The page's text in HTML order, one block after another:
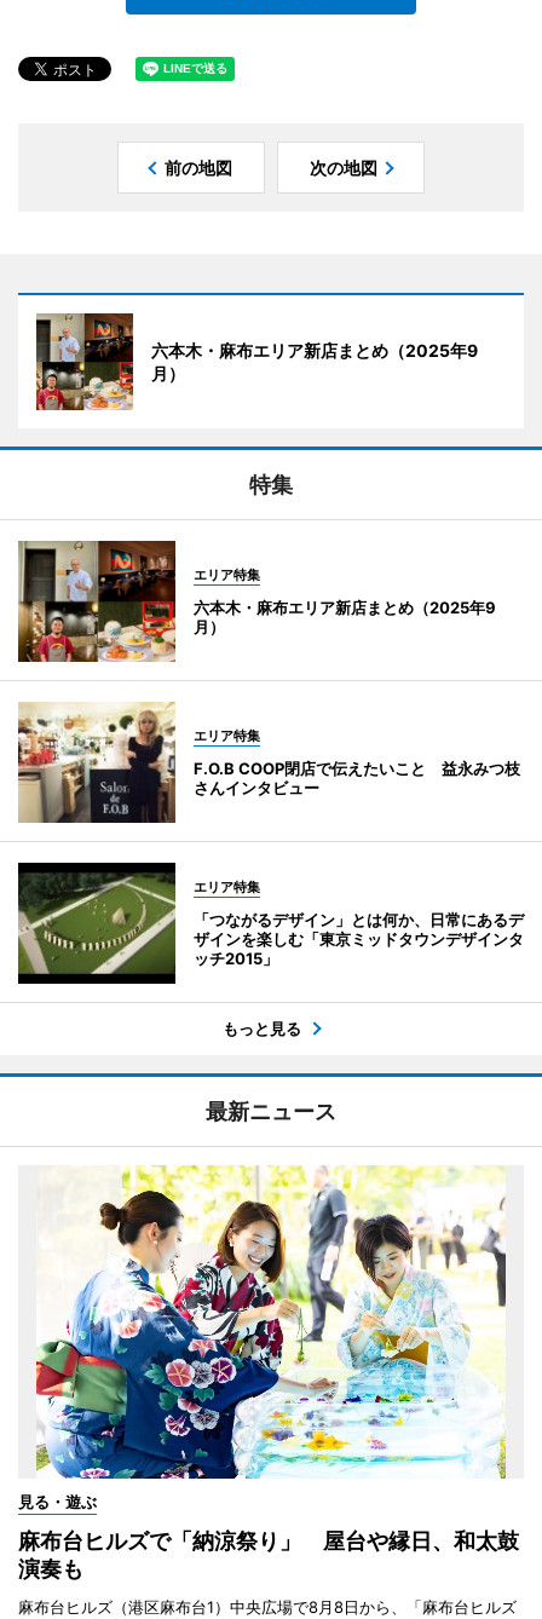
前の地図 次の地図
六本木・麻布エリア新店まとめ（2025年9
月）
特集
エリア特集
六本木・麻布エリア新店まとめ（2025年9
月）
エリア特集
F.O.B COOP閉店で伝えたいこと 益永みつ枝
さんインタビュー
エリア特集
「つながるデザイン」とは何か、日常にあるデ
ザインを楽しむ「東京ミッドタウンデザインタ
ッチ2015」
もっと見る
最新ニュース
見る・遊ぶ
麻布台ヒルズで「納涼祭り」 屋台や縁日、和太鼓
演奏も
麻布台ヒルズ（港区麻布台1）中央広場で8月8日から、「麻布台ヒルズ